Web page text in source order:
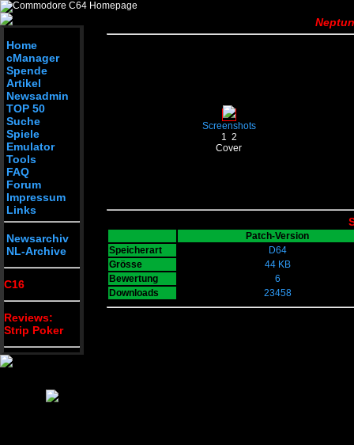
Home
cManager
Spende
Artikel
Newsadmin
TOP 50
Suche
Spiele
Emulator
Tools
FAQ
Forum
Impressum
Links
Newsarchiv
NL-Archive
C16
Reviews:
Strip Poker
Screenshots
1 2
Cover
Patch-Version
Speicherart
D64
Grösse
44 KB
Bewertung
6
Downloads
23458